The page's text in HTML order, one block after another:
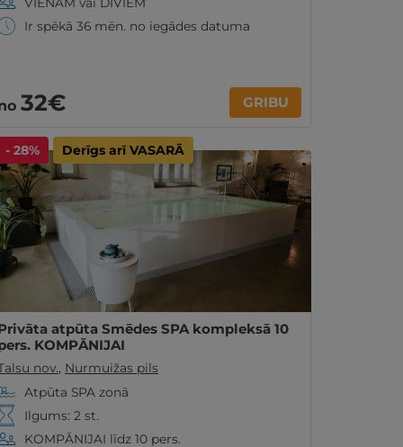
Ir spēkā 36 mēn. no iegādes datuma
32€ GRIBU
- 28% Derīgs arī VASARĀ
atpūta Smēdes SPA kompleksā 10
KOMPĀNIJAI
nov., Nurmuižas pils
Atpūta SPA zonā
Ilgums: 2 st.
KOMPĀNIJAI līdz 10 pers.